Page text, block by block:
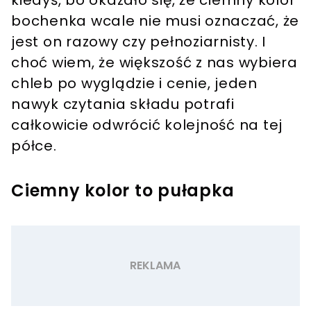
bochenka wcale nie musi oznaczać, że
jest on razowy czy pełnoziarnisty. I
choć wiem, że większość z nas wybiera
chleb po wyglądzie i cenie, jeden
nawyk czytania składu potrafi
całkowicie odwrócić kolejność na tej
półce.
Ciemny kolor to pułapka